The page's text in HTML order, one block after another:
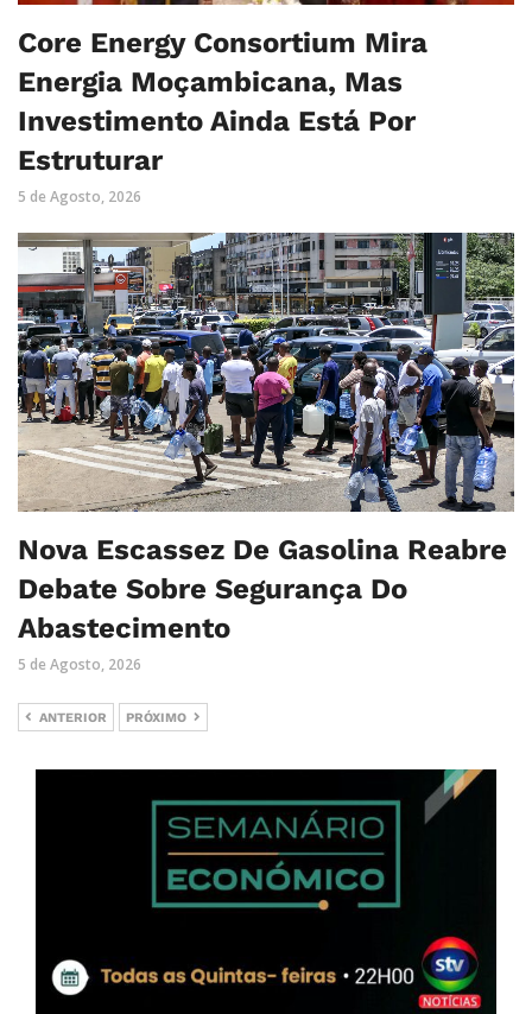
Core Energy Consortium Mira
Energia Moçambicana, Mas
Investimento Ainda Está Por
Estruturar
5 de Agosto, 2026
Nova Escassez De Gasolina Reabre
Debate Sobre Segurança Do
Abastecimento
5 de Agosto, 2026
ANTERIOR PRÓXIMO